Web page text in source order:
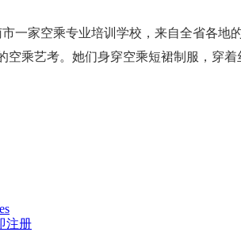
家空乘专业培训学校，来自全省各地
空乘艺考。她们身穿空乘短裙制服，穿
注册